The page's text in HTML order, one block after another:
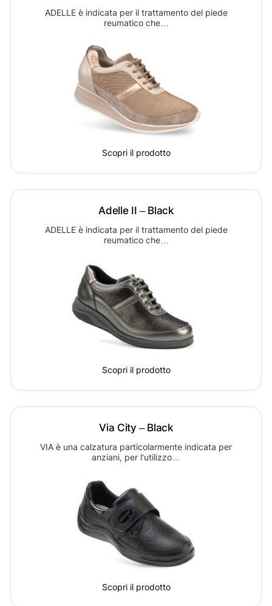
ADELLE è indicata per il trattamento del piede
reumatico che…
Scopri il prodotto
Adelle II – Black
ADELLE è indicata per il trattamento del piede
reumatico che…
Scopri il prodotto
Via City – Black
VIA è una calzatura particolarmente indicata per
anziani, per l'utilizzo…
Scopri il prodotto